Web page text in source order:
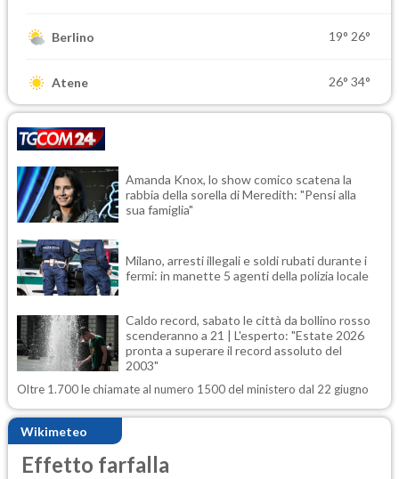
Berlino 19° 26°
Atene 26° 34°
Amanda Knox, lo show comico scatena la
rabbia della sorella di Meredith: "Pensi alla
sua famiglia"
Milano, arresti illegali e soldi rubati durante i
fermi: in manette 5 agenti della polizia locale
Caldo record, sabato le città da bollino rosso
scenderanno a 21 | L'esperto: "Estate 2026
pronta a superare il record assoluto del
2003"
Oltre 1.700 le chiamate al numero 1500 del ministero dal 22 giugno
Wikimeteo
Effetto farfalla